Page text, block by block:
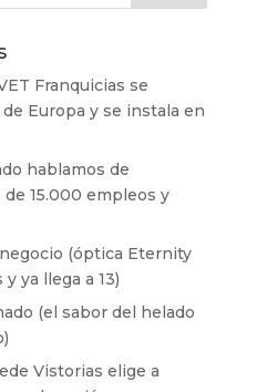
Franquicias se
Europa y se instala en
hablamos de
15.000 empleos y
(óptica Eternity
ya llega a 13)
(el sabor del helado
Vistorias elige a